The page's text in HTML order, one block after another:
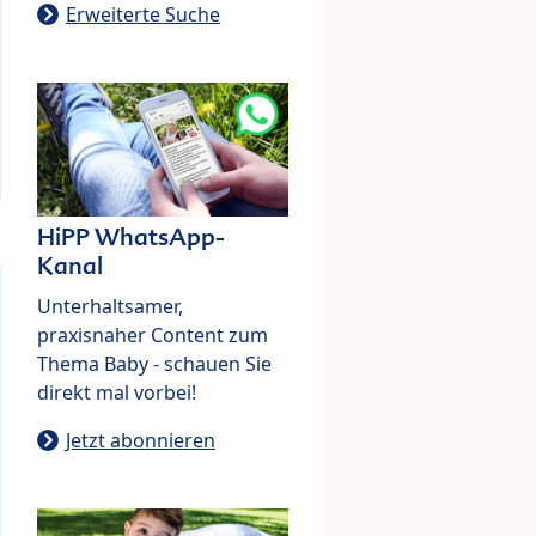
Erweiterte Suche
HiPP WhatsApp-
Kanal
Unterhaltsamer,
praxisnaher Content zum
Thema Baby - schauen Sie
direkt mal vorbei!
Jetzt abonnieren